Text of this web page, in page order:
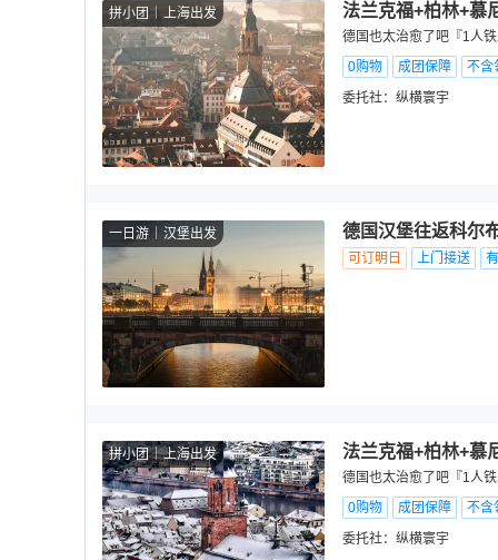
拼小团 上海出发 法兰克福+柏林+慕
德国也太治愈了吧『1人
0购物
成团保障
不含
委托社： 纵横寰宇
一日游 汉堡出发 德国汉堡往返‌科尔
可订明日 上门接送
拼小团 上海出发 法兰克福+柏林+慕
德国也太治愈了吧『1人
0购物
成团保障
不含
委托社： 纵横寰宇